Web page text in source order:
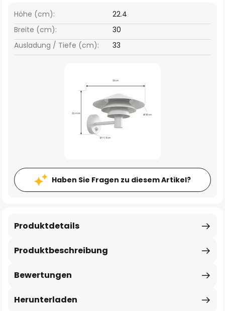
Breite (cm): 30
Höhe (cm): 22.4
Ausladung / Tiefe (cm): 33
Haben Sie Fragen zu diesem Artikel?
Produktbeschreibung
Produktdetails
Bewertungen
Herunterladen